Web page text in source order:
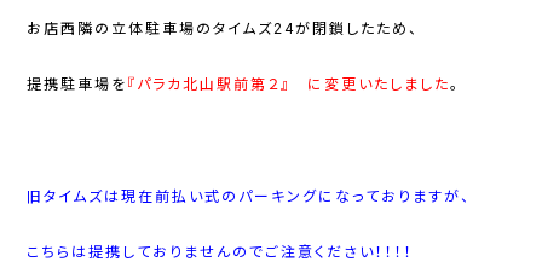
お店西隣の立体駐車場のタイムズ24が閉鎖したため、
提携駐車場を 『パラカ北山駅前第２』 に変更いたしました。
旧タイムズは現在前払い式のパーキングになっておりますが、
こちらは提携しておりませんのでご注意ください！！！！